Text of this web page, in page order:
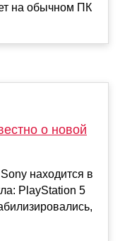
на обычном ПК
о новой
находится в
PlayStation 5